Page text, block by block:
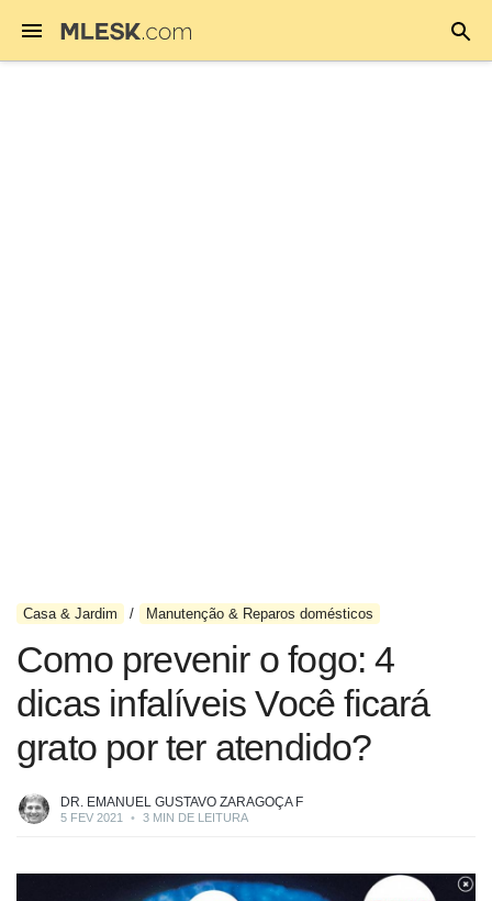
Casa & Jardim Manutenção & Reparos domésticos
Como prevenir o fogo: 4
dicas infalíveis Você ficará
grato por ter atendido?
DR. EMANUEL GUSTAVO ZARAGOÇA F
5 FEV 2021 • 3 MIN DE LEITURA